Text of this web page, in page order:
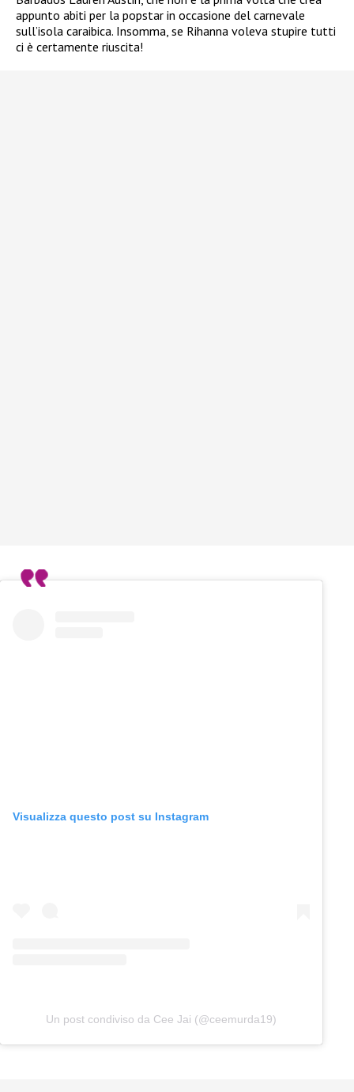
appunto abiti per la popstar in occasione del carnevale
sull’isola caraibica. Insomma, se Rihanna voleva stupire tutti
ci è certamente riuscita!
Visualizza questo post su Instagram
Un post condiviso da Cee Jai (@ceemurda19)